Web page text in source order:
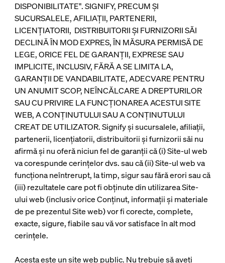
DISPONIBILITATE". SIGNIFY, PRECUM ȘI
SUCURSALELE, AFILIAȚII, PARTENERII,
LICENȚIATORII, DISTRIBUITORII ȘI FURNIZORII SĂI
DECLINĂ ÎN MOD EXPRES, ÎN MĂSURA PERMISĂ DE
LEGE, ORICE FEL DE GARANȚII, EXPRESE SAU
IMPLICITE, INCLUSIV, FĂRĂ A SE LIMITA LA,
GARANȚII DE VANDABILITATE, ADECVARE PENTRU
UN ANUMIT SCOP, NEÎNCĂLCARE A DREPTURILOR
SAU CU PRIVIRE LA FUNCȚIONAREA ACESTUI SITE
WEB, A CONȚINUTULUI SAU A CONȚINUTULUI
CREAT DE UTILIZATOR. Signify și sucursalele, afiliații,
partenerii, licențiatorii, distribuitorii și furnizorii săi nu
afirmă și nu oferă niciun fel de garanții că (i) Site-ul web
va corespunde cerințelor dvs. sau că (ii) Site-ul web va
funcționa neîntrerupt, la timp, sigur sau fără erori sau că
(iii) rezultatele care pot fi obținute din utilizarea Site-
ului web (inclusiv orice Conținut, informații și materiale
de pe prezentul Site web) vor fi corecte, complete,
exacte, sigure, fiabile sau vă vor satisface în alt mod
cerințele.
Acesta este un site web public. Nu trebuie să aveți